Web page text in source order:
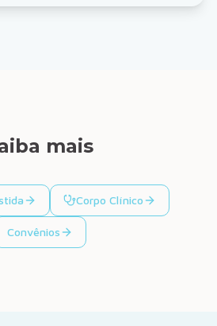
mais
Corpo Clínico
Convênios